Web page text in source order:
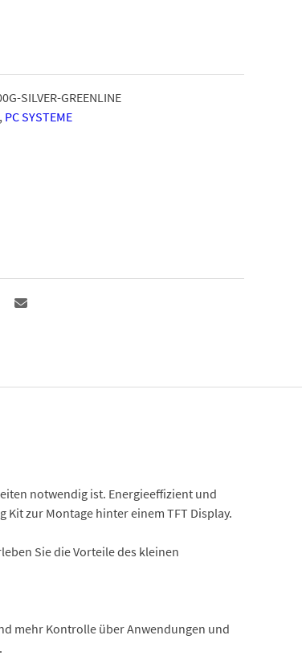
SILVER-GREENLINE
, PC SYSTEME
notwendig ist. Energieeffizient und
Kit zur Montage hinter einem TFT Display.
Sie die Vorteile des kleinen
mehr Kontrolle über Anwendungen und